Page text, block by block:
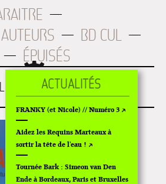
AUTEURS
BD CUL
ÉPUISÉS
VENTURA VENTIS
FRANKY (et Nicole) // Numéro 3
Aidez les Requins Marteaux à
sortir la tête de l'eau !
Tournée Bark : Simeon van Den
Ende à Bordeaux, Paris et Bruxelles